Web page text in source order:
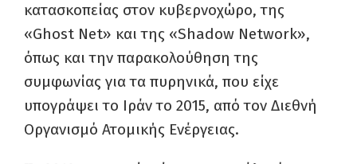
κατασκοπείας στον κυβερνοχώρο, της
«Ghost Net» και της «Shadow Network»,
όπως και την παρακολούθηση της
συμφωνίας για τα πυρηνικά, που είχε
υπογράψει το Ιράν το 2015, από τον Διεθνή
Οργανισμό Ατομικής Ενέργειας.